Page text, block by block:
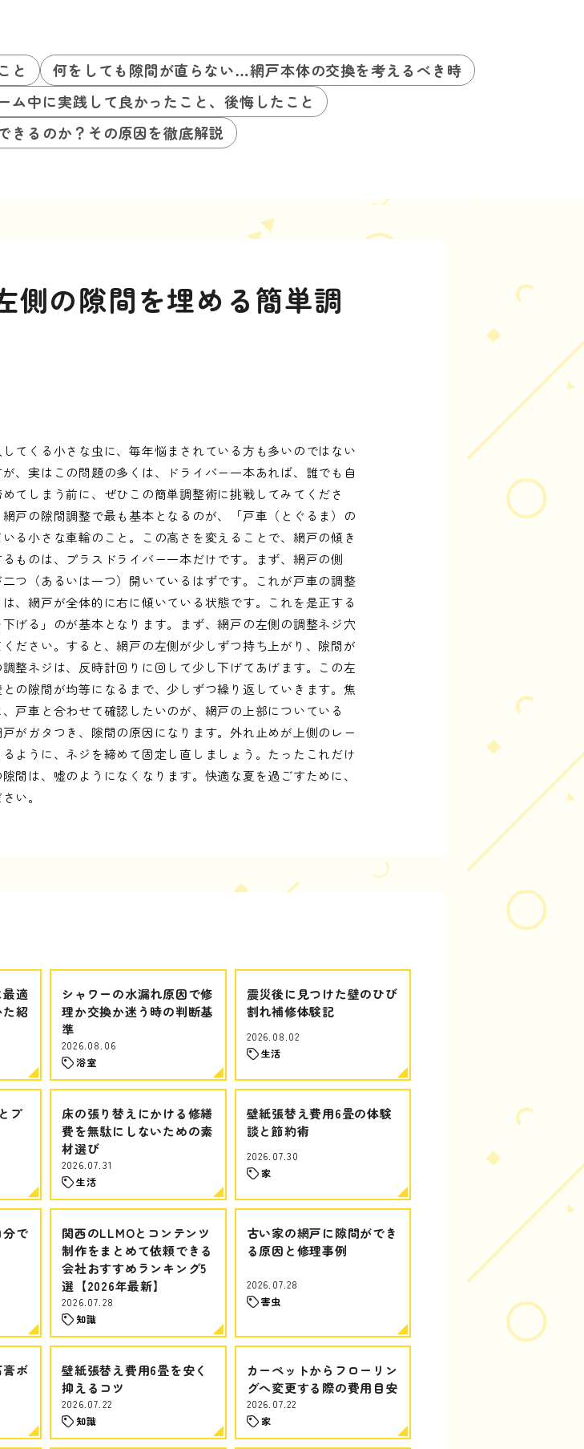
と
何をしても隙間が直らない…網戸本体の交換を考えるべき時
ム中に実践して良かったこと、後悔したこと
きるのか？その原因を徹底解説
側の隙間を埋める簡単調
てくる小さな虫に、毎年悩まされている方も多いのではない
、実はこの問題の多くは、ドライバー一本あれば、誰でも自
てしまう前に、ぜひこの簡単調整術に挑戦してみてくださ
網戸の隙間調整で最も基本となるのが、「戸車（とぐるま）の
る小さな車輪のこと。この高さを変えることで、網戸の傾き
ものは、プラスドライバー一本だけです。まず、網戸の側
つ（あるいは一つ）開いているはずです。これが戸車の調整
、網戸が全体的に右に傾いている状態です。これを是正する
げる」のが基本となります。まず、網戸の左側の調整ネジ穴
ださい。すると、網戸の左側が少しずつ持ち上がり、隙間が
整ネジは、反時計回りに回して少し下げてあげます。この左
の隙間が均等になるまで、少しずつ繰り返していきます。焦
戸車と合わせて確認したいのが、網戸の上部についている
がガタつき、隙間の原因になります。外れ止めが上側のレー
ように、ネジを締めて固定し直しましょう。たったこれだけ
間は、嘘のようになくなります。快適な夏を過ごすために、
い。
適
紹
シャワーの水漏れ原因で修
理か交換か迷う時の判断基
準
2026.08.06
浴室
震災後に見つけた壁のひび
割れ補修体験記
2026.08.02
生活
プ
床の張り替えにかける修繕
費を無駄にしないための素
材選び
2026.07.31
生活
壁紙張替え費用6畳の体験
談と節約術
2026.07.30
家
分で
関西のLLMOとコンテンツ
制作をまとめて依頼できる
会社おすすめランキング5
選【2026年最新】
2026.07.28
知識
古い家の網戸に隙間ができ
る原因と修理事例
2026.07.28
害虫
ボ
壁紙張替え費用6畳を安く
抑えるコツ
2026.07.22
知識
カーペットからフローリン
グへ変更する際の費用目安
2026.07.22
家